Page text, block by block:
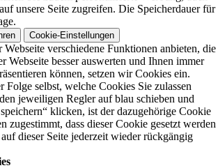
unsere Seite zugreifen. Die Speicherdauer für
Cookie-Einstellungen
verschiedene Funktionen anbieten, die
Webseite besser auswerten und Ihnen immer
können, setzen wir Cookies ein.
Folge selbst, welche Cookies Sie zulassen
jeweiligen Regler auf blau schieben und
klicken, ist der dazugehörige Cookie
zugestimmt, dass dieser Cookie gesetzt werden
dieser Seite jederzeit wieder rückgängig